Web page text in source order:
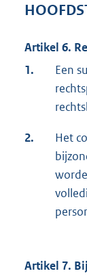
Artikel 6.
1.
Een
2.
Het
Artikel 7.